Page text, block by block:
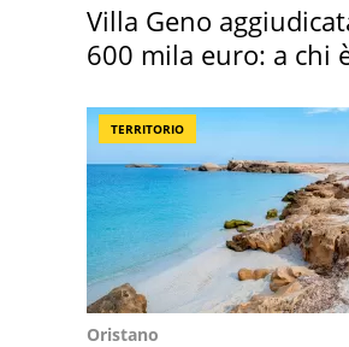
Villa Geno
600 mila euro: a chi
TERRITORIO
Oristano